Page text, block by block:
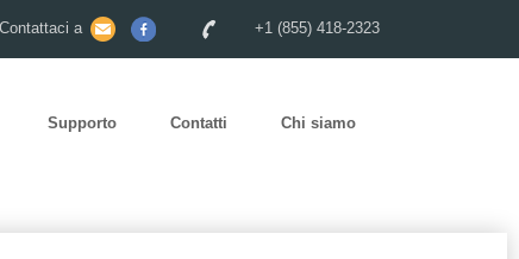
a +1 (855) 418-2323
Supporto Contatti Chi siamo